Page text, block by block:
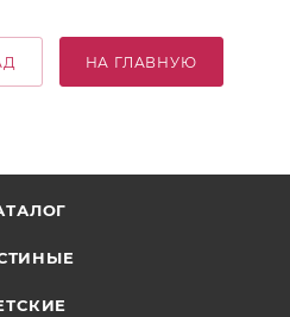
НА ГЛАВНУЮ